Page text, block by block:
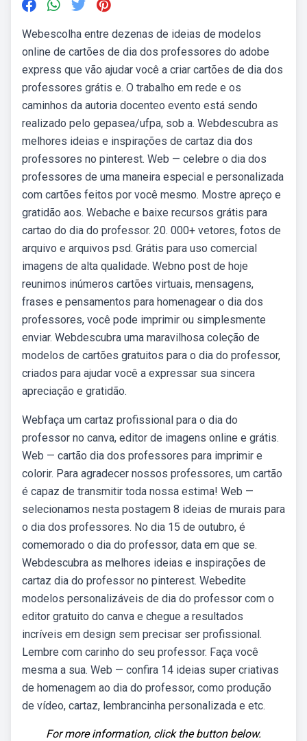
Webescolha entre dezenas de ideias de modelos
online de cartões de dia dos professores do adobe
express que vão ajudar você a criar cartões de dia dos
professores grátis e. O trabalho em rede e os
caminhos da autoria docenteo evento está sendo
realizado pelo gepasea/ufpa, sob a. Webdescubra as
melhores ideias e inspirações de cartaz dia dos
professores no pinterest. Web — celebre o dia dos
professores de uma maneira especial e personalizada
com cartões feitos por você mesmo. Mostre apreço e
gratidão aos. Webache e baixe recursos grátis para
cartao do dia do professor. 20. 000+ vetores, fotos de
arquivo e arquivos psd. Grátis para uso comercial
imagens de alta qualidade. Webno post de hoje
reunimos inúmeros cartões virtuais, mensagens,
frases e pensamentos para homenagear o dia dos
professores, você pode imprimir ou simplesmente
enviar. Webdescubra uma maravilhosa coleção de
modelos de cartões gratuitos para o dia do professor,
criados para ajudar você a expressar sua sincera
apreciação e gratidão.
Webfaça um cartaz profissional para o dia do
professor no canva, editor de imagens online e grátis.
Web — cartão dia dos professores para imprimir e
colorir. Para agradecer nossos professores, um cartão
é capaz de transmitir toda nossa estima! Web —
selecionamos nesta postagem 8 ideias de murais para
o dia dos professores. No dia 15 de outubro, é
comemorado o dia do professor, data em que se.
Webdescubra as melhores ideias e inspirações de
cartaz dia do professor no pinterest. Webedite
modelos personalizáveis de dia do professor com o
editor gratuito do canva e chegue a resultados
incríveis em design sem precisar ser profissional.
Lembre com carinho do seu professor. Faça você
mesma a sua. Web — confira 14 ideias super criativas
de homenagem ao dia do professor, como produção
de vídeo, cartaz, lembrancinha personalizada e etc.
For more information, click the button below.